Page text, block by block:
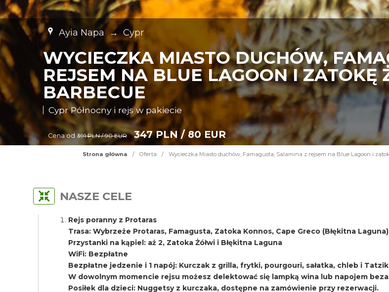
Ayia Napa → Cypr
WYCIECZKA MIASTO DUCHÓW,
REJSEM NA BLUE LAGOON I ZATOKĘ
BARBECUE
Cypr Północny i rejs w pakiecie
Cena od 391 PLN / 90 EUR 347 PLN / 80 EUR
Strona główna / Oferta / Wycieczka Miasto duchów, Famagusta, Salamina z rejsem na Blue Lagoon i
NASZE CELE
Rejs poranny z Protaras
Trasa: Wybrzeże Protaras, Famagusta, Zatoka Konnos, Cape Greco (Błękitna Laguna)
Przystanki na kąpiel: aż 2, Zatoka Żółwi i Błękitna Laguna
WiFi: Bezpłatne
Bezpłatne jedzenie i 1 napój: Kurczak z grilla, frytki, pourgouri, sałatka, chleb i
W dowolnym momencie rejsu możesz delektować się lampką wina lub napojem
Posiłek dla dzieci: Nuggetsy z kurczaka, dostępne na zamówienie przy rezerwacji.